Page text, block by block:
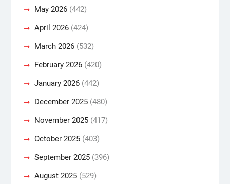
May 2026(442)
April 2026(424)
March 2026(532)
February 2026(420)
January 2026(442)
December 2025(480)
November 2025(417)
October 2025(403)
September 2025(396)
August 2025(529)